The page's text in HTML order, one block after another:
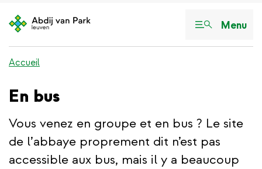
au
Menu
Accueil
En bus
Vous venez en groupe et en bus ? Le site
de l’abbaye proprement dit n’est pas
accessible aux bus, mais il y a beaucoup